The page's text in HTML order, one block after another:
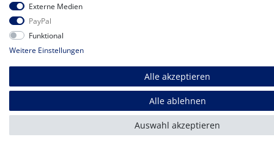
Externe Medien
PayPal
Funktional
Weitere Einstellungen
Alle akzeptieren
Alle ablehnen
Auswahl akzeptieren